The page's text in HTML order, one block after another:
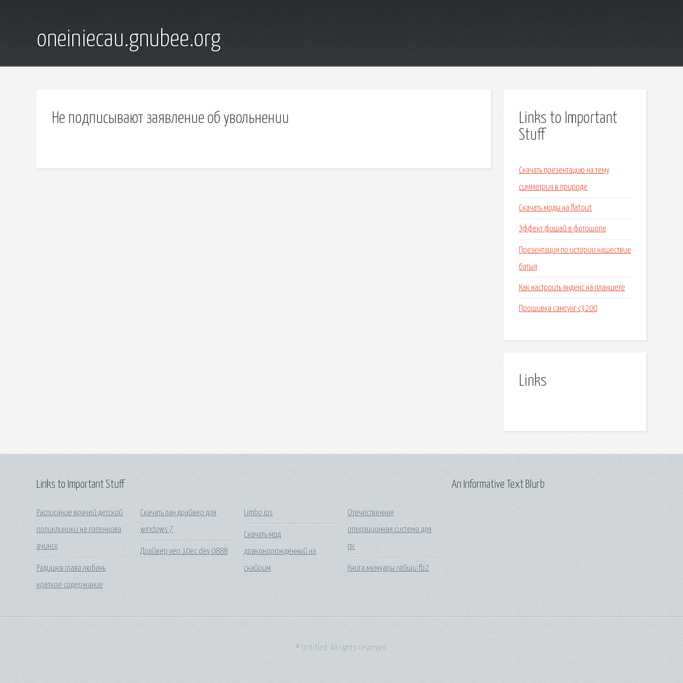
oneiniecau.gnubee.org
Не подписывают заявление об увольнении
Links to Important
Stuff
Скачать презентацию на тему
симметрия в природе
Скачать моды на flatout
Эффект фишай в фотошопе
Презентация по истории нашествие
батыя
Как настроить яндекс на планшете
Прошивка самсунг с3200
Links
Links to Important Stuff
Расписание врачей детской
поликлиники на лапенкова
ачинск
Радищев глава любань
краткое содержание
Скачать лан драйвер для
windows 7
Драйвер ven 10ec dev 0888
Limbo ios
Скачать мод
драконорожденный на
скайрим
Отечественная
операционная система для
пк
Книга мемуары гейши fb2
An Informative Text Blurb
© Untitled. All rights reserved.